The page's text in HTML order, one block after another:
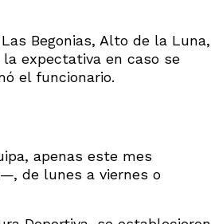
Begonias, Alto de la Luna,
expectativa en caso se
el funcionario.
apenas este mes
de lunes a viernes o